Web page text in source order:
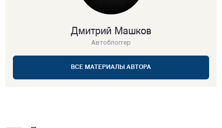
Дмитрий Машков
Автоблоггер
ВСЕ МАТЕРИАЛЫ АВТОРА